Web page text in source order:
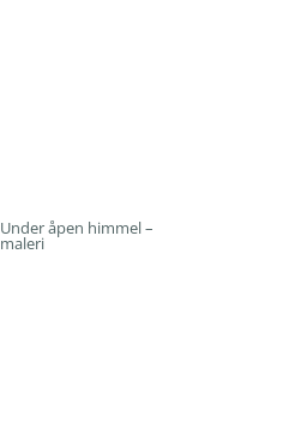
Under åpen himmel –
maleri